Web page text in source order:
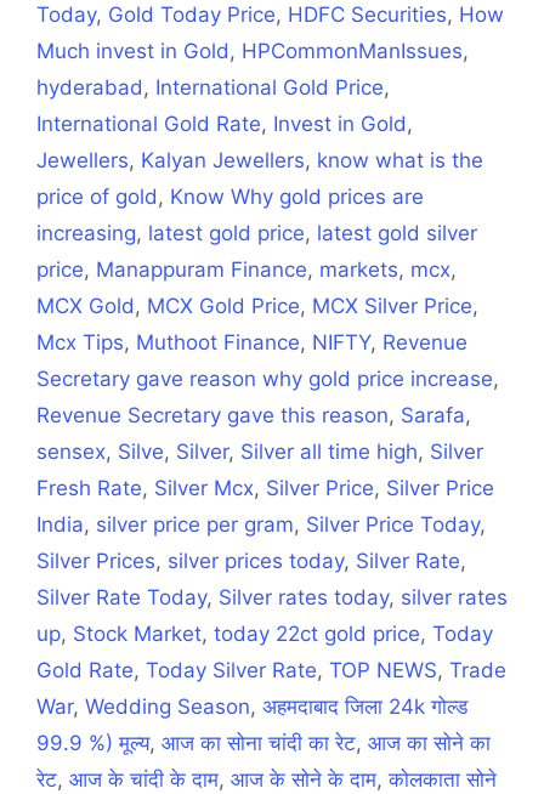
Today, Gold Today Price, HDFC Securities, How
Much invest in Gold, HPCommonManIssues,
hyderabad, International Gold Price,
International Gold Rate, Invest in Gold,
Jewellers, Kalyan Jewellers, know what is the
price of gold, Know Why gold prices are
increasing, latest gold price, latest gold silver
price, Manappuram Finance, markets, mcx,
MCX Gold, MCX Gold Price, MCX Silver Price,
Mcx Tips, Muthoot Finance, NIFTY, Revenue
Secretary gave reason why gold price increase,
Revenue Secretary gave this reason, Sarafa,
sensex, Silve, Silver, Silver all time high, Silver
Fresh Rate, Silver Mcx, Silver Price, Silver Price
India, silver price per gram, Silver Price Today,
Silver Prices, silver prices today, Silver Rate,
Silver Rate Today, Silver rates today, silver rates
up, Stock Market, today 22ct gold price, Today
Gold Rate, Today Silver Rate, TOP NEWS, Trade
War, Wedding Season, अहमदाबाद जिला 24k गोल्ड
99.9 %) मूल्य, आज का सोना चांदी का रेट, आज का सोने का
रेट, आज के चांदी के दाम, आज के सोने के दाम,कोलकाता सोने